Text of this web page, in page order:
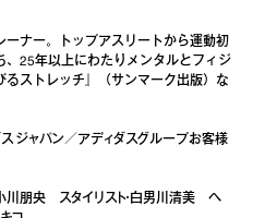
ナー。トップアスリートから運動初
、25年以上にわたりメンタルとフィジ
ストレッチ』（サンマーク出版）な
ジャパン／アディダスグループお客様
川朋央 スタイリスト・白男川清美 ヘ